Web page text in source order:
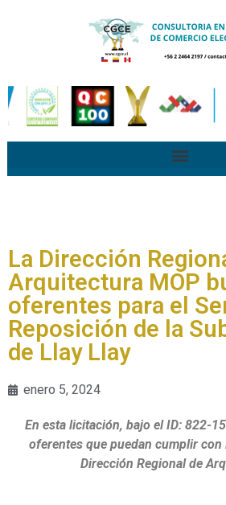
La Dirección
Arquitectura MOP
oferentes para el
Reposición de la
de Llay Llay
enero 5, 2024
En esta licitación, bajo el ID: 822-
oferentes que puedan cumplir
Dirección Regional de